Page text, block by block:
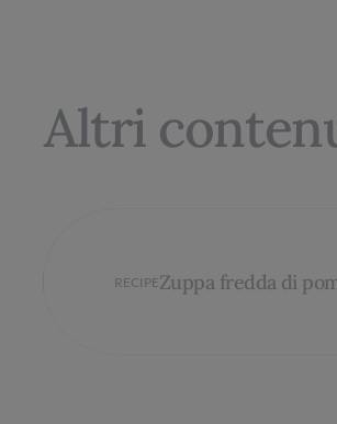
Altri
RECIPEZuppa fredda di